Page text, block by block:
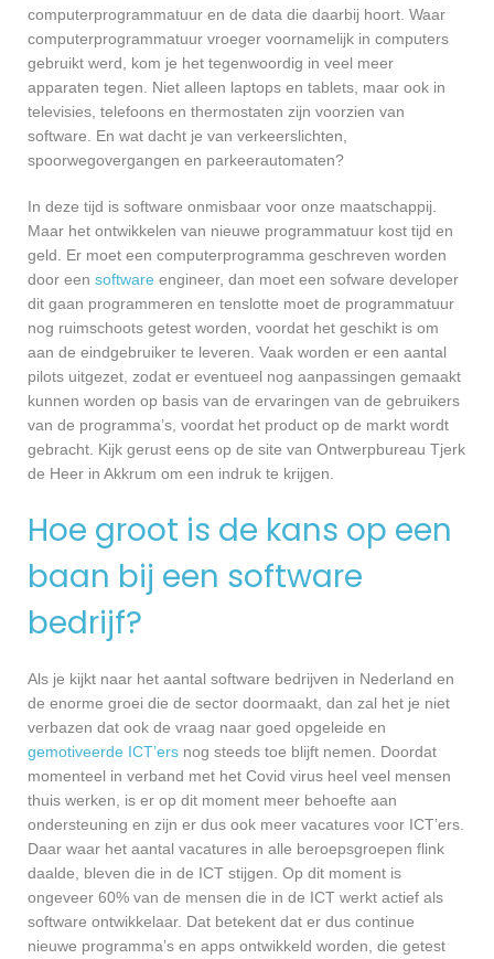
computerprogrammatuur en de data die daarbij hoort. Waar
computerprogrammatuur vroeger voornamelijk in computers
gebruikt werd, kom je het tegenwoordig in veel meer
apparaten tegen. Niet alleen laptops en tablets, maar ook in
televisies, telefoons en thermostaten zijn voorzien van
software. En wat dacht je van verkeerslichten,
spoorwegovergangen en parkeerautomaten?
In deze tijd is software onmisbaar voor onze maatschappij.
Maar het ontwikkelen van nieuwe programmatuur kost tijd en
geld. Er moet een computerprogramma geschreven worden
door een software engineer, dan moet een sofware developer
dit gaan programmeren en tenslotte moet de programmatuur
nog ruimschoots getest worden, voordat het geschikt is om
aan de eindgebruiker te leveren. Vaak worden er een aantal
pilots uitgezet, zodat er eventueel nog aanpassingen gemaakt
kunnen worden op basis van de ervaringen van de gebruikers
van de programma’s, voordat het product op de markt wordt
gebracht. Kijk gerust eens op de site van Ontwerpbureau Tjerk
de Heer in Akkrum om een indruk te krijgen.
Hoe groot is de kans op een
baan bij een software
bedrijf?
Als je kijkt naar het aantal software bedrijven in Nederland en
de enorme groei die de sector doormaakt, dan zal het je niet
verbazen dat ook de vraag naar goed opgeleide en
gemotiveerde ICT’ers nog steeds toe blijft nemen. Doordat
momenteel in verband met het Covid virus heel veel mensen
thuis werken, is er op dit moment meer behoefte aan
ondersteuning en zijn er dus ook meer vacatures voor ICT’ers.
Daar waar het aantal vacatures in alle beroepsgroepen flink
daalde, bleven die in de ICT stijgen. Op dit moment is
ongeveer 60% van de mensen die in de ICT werkt actief als
software ontwikkelaar. Dat betekent dat er dus continue
nieuwe programma’s en apps ontwikkeld worden, die getest